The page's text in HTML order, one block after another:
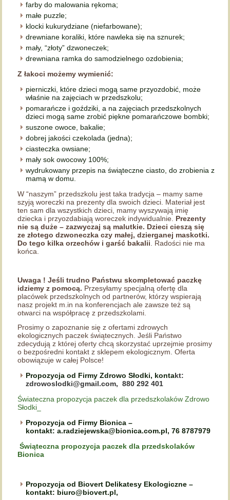
farby do malowania rękoma;
małe puzzle;
klocki kukurydziane (niefarbowane);
drewniane koraliki, które nawleka się na sznurek;
mały, “złoty” dzwoneczek;
drewniana ramka do samodzielnego ozdobienia;
Z łakoci możemy wymienić:
pierniczki, które dzieci mogą same przyozdobić, może
właśnie na zajęciach w przedszkolu;
pomarańcze i goździki, a na zajęciach przedszkolnych
dzieci mogą same zrobić piękne pomarańczowe bombki;
suszone owoce, bakalie;
dobrej jakości czekolada (jedna);
ciasteczka owsiane;
mały sok owocowy 100%;
wydrukowany przepis na świąteczne ciasto, do zrobienia z
mamą w domu.
W “naszym” przedszkolu jest taka tradycja – mamy same
szyją woreczki na prezenty dla swoich dzieci. Materiał jest
ten sam dla wszystkich dzieci, mamy wyszywają imię
dziecka i przyozdabiają woreczek indywidualnie. Prezenty
nie są duże – zazwyczaj są malutkie. Dzieci cieszą się
ze złotego dzwoneczka czy małej, dzierganej maskotki.
Do tego kilka orzechów i garść bakalii. Radości nie ma
końca.
Uwaga ! Jeśli trudno Państwu skompletować paczkę
idziemy z pomocą. Przesyłamy specjalną ofertę dla
placówek przedszkolnych od partnerów, którzy wspierają
nasz projekt m.in na konferencjach ale zawsze też są
otwarci na współpracę z przedszkolami.
Prosimy o zapoznanie się z ofertami zdrowych
ekologicznych paczek świątecznych. Jeśli Państwo
zdecydują z której oferty chcą skorzystać uprzejmie prosimy
o bezpośredni kontakt z sklepem ekologicznym. Oferta
obowiązuje w całej Polsce!
Propozycja od Firmy Zdrowo Słodki, kontakt:
zdrowoslodki@gmail.com, 880 292 401
Świateczna propozycja paczek dla przedszkolaków Zdrowo
Słodki_
Propozycja od Firmy Bionica –
kontakt: a.radziejewska@bionica.com.pl, 76 8787979
Świąteczna propozycja paczek dla przedskolaków
Bionica
Propozycja od Biovert Delikatesy Ekologiczne –
kontakt: biuro@biovert.pl,